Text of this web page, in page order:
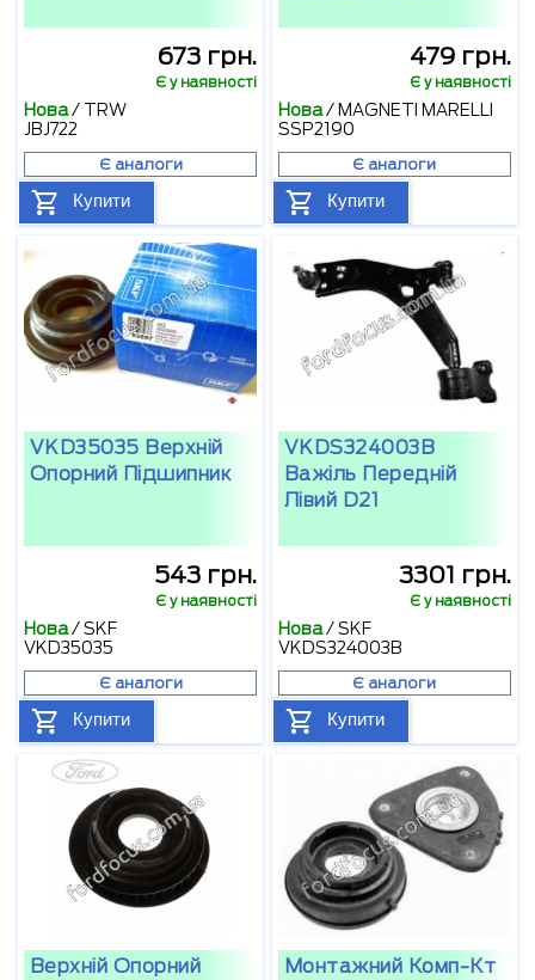
673 грн.
Є у наявності
Нова/ TRW
JBJ722
Є аналоги
Купити
479 грн.
Є у наявності
Нова/ MAGNETI MARELLI
SSP2190
Є аналоги
Купити
VKD35035 Верхній
Опорний Підшипник
543 грн.
Є у наявності
Нова/SKF
VKD35035
Є аналоги
Купити
VKDS324003B
Важіль Передній
Лівий D21
3301 грн.
Є у наявності
Нова/SKF
VKDS324003B
Є аналоги
Купити
Верхній Опорний Монтажний Комп-Кт